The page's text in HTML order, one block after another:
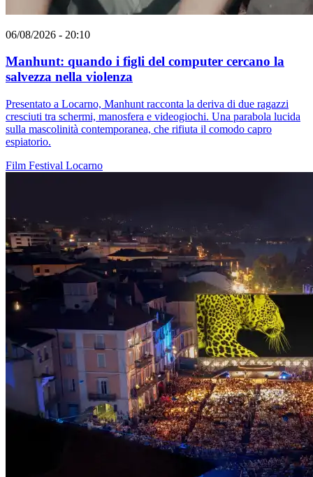
06/08/2026 - 20:10
Manhunt: quando i figli del computer cercano la
salvezza nella violenza
Presentato a Locarno, Manhunt racconta la deriva di due ragazzi
cresciuti tra schermi, manosfera e videogiochi. Una parabola lucida
sulla mascolinità contemporanea, che rifiuta il comodo capro
espiatorio.
Film Festival Locarno